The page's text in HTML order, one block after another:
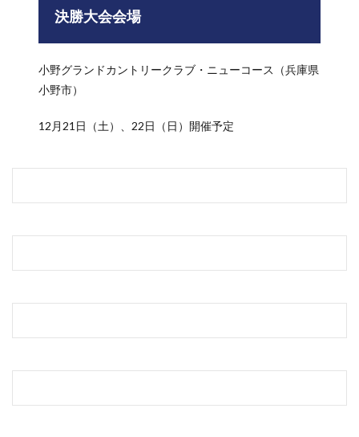
決勝大会会場
小野グランドカントリークラブ・ニューコース（兵庫県
小野市）
12月21日（土）、22日（日）開催予定